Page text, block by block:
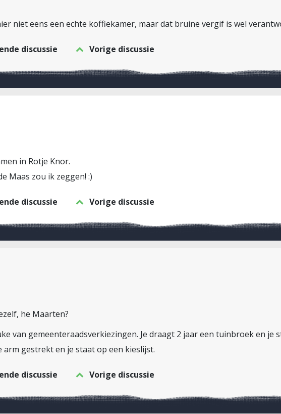
niet eens een echte koffiekamer, maar dat bruine vergif is wel
discussie Vorige discussie
in Rotje Knor.
Maas zou ik zeggen! :)
discussie Vorige discussie
he Maarten?
van gemeenteraadsverkiezingen. Je draagt 2 jaar een tuinbroek en je
arm gestrekt en je staat op een kieslijst.
discussie Vorige discussie